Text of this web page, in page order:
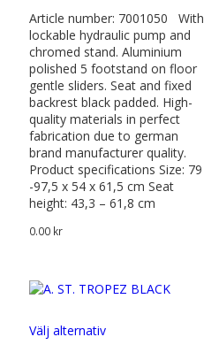
Article number: 7001050 With
lockable hydraulic pump and
chromed stand. Aluminium
polished 5 footstand on floor
gentle sliders. Seat and fixed
backrest black padded. High-
quality materials in perfect
fabrication due to german
brand manufacturer quality.
Product specifications Size: 79
-97,5 x 54 x 61,5 cm Seat
height: 43,3 – 61,8 cm
0.00 kr
Välj alternativhär